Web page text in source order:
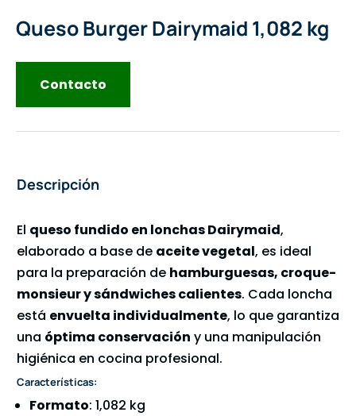
Queso Burger Dairymaid 1,082 kg
Contacto
Descripción
El queso fundido en lonchas Dairymaid,
elaborado a base de aceite vegetal, es ideal
para la preparación de hamburguesas, croque-
monsieur y sándwiches calientes. Cada loncha
está envuelta individualmente, lo que garantiza
una óptima conservación y una manipulación
higiénica en cocina profesional.
Características:
Formato: 1,082 kg